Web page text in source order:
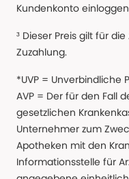
Kundenkonto
³ Dieser Preis gilt für
Zuzahlung.
*UVP = Unverbindliche
AVP = Der für den Fall
gesetzlichen
Unternehmer zum
Apotheken mit den
Informationsstelle für